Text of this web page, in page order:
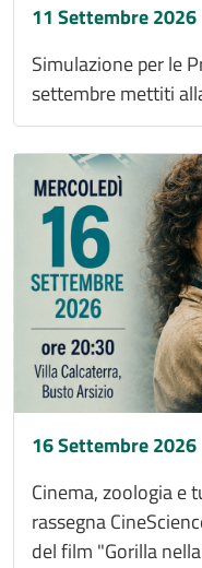
11 Settembre 2026
Simulazione per le
settembre mettiti
Immagine
16 Settembre 2026
Cinema, zoologia e
rassegna
del film "Gorilla